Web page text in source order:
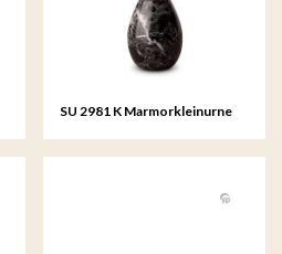
SU 2981 K Marmorkleinurne